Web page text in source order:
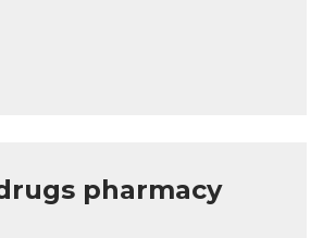
pharmacy